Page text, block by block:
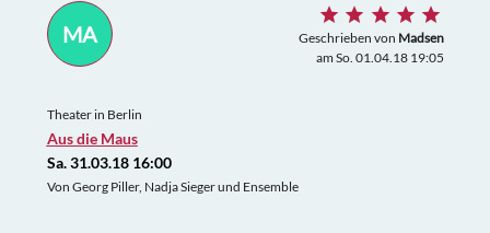
und Staunen gar nicht mehr heraus!
MA Geschrieben von Madsen
am So. 01.04.18 19:05
Theater in Berlin
Aus die Maus
Sa. 31.03.18 16:00
Von Georg Piller, Nadja Sieger und Ensemble